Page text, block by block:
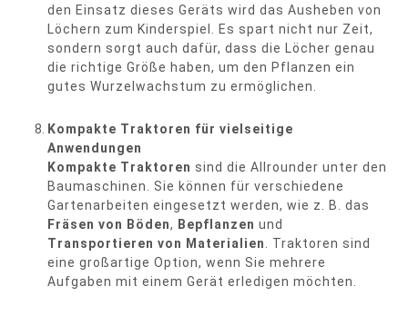
den Einsatz dieses Geräts wird das Ausheben von
Löchern zum Kinderspiel. Es spart nicht nur Zeit,
sondern sorgt auch dafür, dass die Löcher genau
die richtige Größe haben, um den Pflanzen ein
gutes Wurzelwachstum zu ermöglichen.
Kompakte Traktoren für vielseitige
Anwendungen
Kompakte Traktoren sind die Allrounder unter den
Baumaschinen. Sie können für verschiedene
Gartenarbeiten eingesetzt werden, wie z. B. das
Fräsen von Böden, Bepflanzen und
Transportieren von Materialien. Traktoren sind
eine großartige Option, wenn Sie mehrere
Aufgaben mit einem Gerät erledigen möchten.